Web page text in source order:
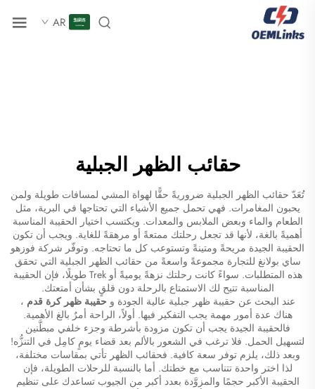
AR
حقائب الظهر الجبلية
تُعَدّ حقائب الظهر الجبلية ضروريةً حقًّا لهواة المشي لمسافات طويلة ولمن
يحبون المغامرات. فهي تحمل جميع الأشياء التي تحتاجها في البرية، مثل
الطعام والماء وبعض الملابس والمعدات. ويكتسب اختيار الحقيبة المناسبة
أهميةً بالغة، لأنها قد تجعل رحلتك ممتعةً أو مرهقةً للغاية. ويجب أن تكون
الحقيبة الجيدة مريحةً ومتينةً وتستوعب كل ما تحتاجه. وتوفّر شركة فوزهو
ساي بولانغ للتجارة مجموعةً واسعةً من حقائب الظهر الجبلية التي تحقق
هذه المتطلبات. سواءً كانت رحلتك نزهةً يوميةً أو Trek طويلًا، فإن الحقيبة
المناسبة تتيح لك الاستمتاع بالرحلة دون قلقٍ بشأن أمتعتك.
عند البحث عن حقيبة ظهر جبلية عالية الجودة وحقيبة ظهر كرة قدم ،
هناك عدة أمور مهمة يجب التفكير فيها. أولاً، الراحة أمرٌ بالغ الأهمية.
فالحقيبة الجيدة يجب أن تكون مزودة بأشرطة وجزء خلفي مبطَّنين
لتسهيل الحمل. فلا ترغب في الشعور بالألم بعد قضاء يومٍ كامِل في التنزُّه!
وبعد ذلك، يلزم توفر سعة كافية. فحقائب الظهر تأتي بمقاسات مختلفة،
لذا اختر واحدة تتناسب مع خطتك. أما بالنسبة للرحلات الطويلة، فإن
الحقيبة الأكبر حجمًا والمزوَّدة بعدد أكبر من الجيوب تساعدك على تنظيم